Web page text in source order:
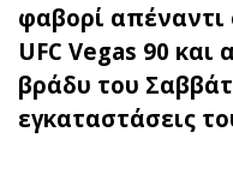
φαβορί απέναντι
UFC Vegas 90
βράδυ του
εγκαταστάσεις